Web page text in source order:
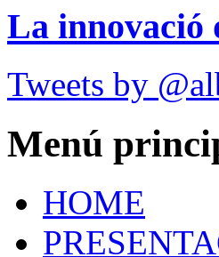
La innovació
Tweets by
Menú
HOME